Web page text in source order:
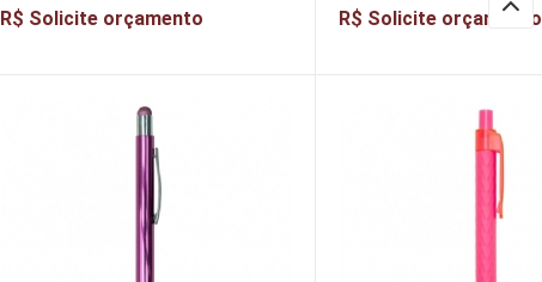
R$ Solicite orçamento R$ Solicite orçamento